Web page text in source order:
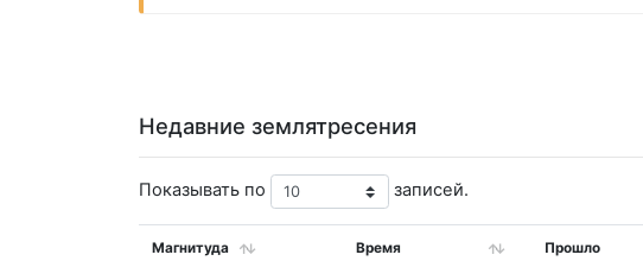
Недавние землятресения
Показывать по записей.
Магнитуда Время Прошло